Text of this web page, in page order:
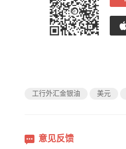
工行外汇金银油 美元
意见反馈